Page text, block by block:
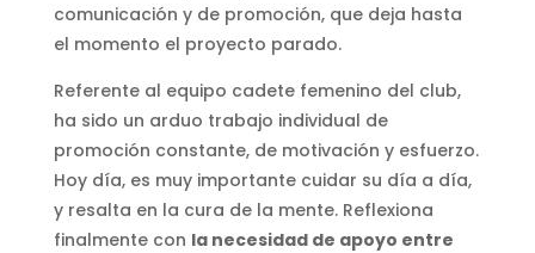
comunicación y de promoción, que deja hasta
el momento el proyecto parado.
Referente al equipo cadete femenino del club,
ha sido un arduo trabajo individual de
promoción constante, de motivación y esfuerzo.
Hoy día, es muy importante cuidar su día a día,
y resalta en la cura de la mente. Reflexiona
finalmente con la necesidad de apoyo entre